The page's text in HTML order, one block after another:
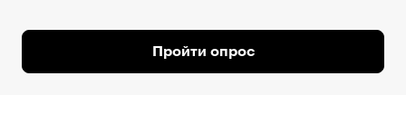
Пройти опрос